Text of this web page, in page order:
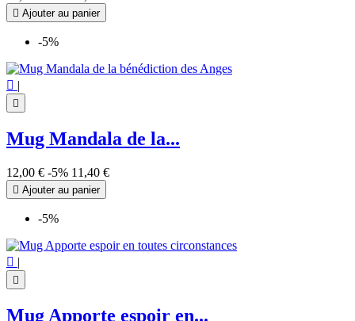
 Ajouter au panier
-5%
 |

Mug Mandala de la...
12,00 € -5% 11,40 €
 Ajouter au panier
-5%
 |

Mug Apporte espoir en...